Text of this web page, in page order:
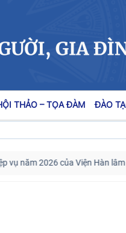
THẢO – TỌA ĐÀM ĐÀO
của Viện Hàn lâm Khoa học